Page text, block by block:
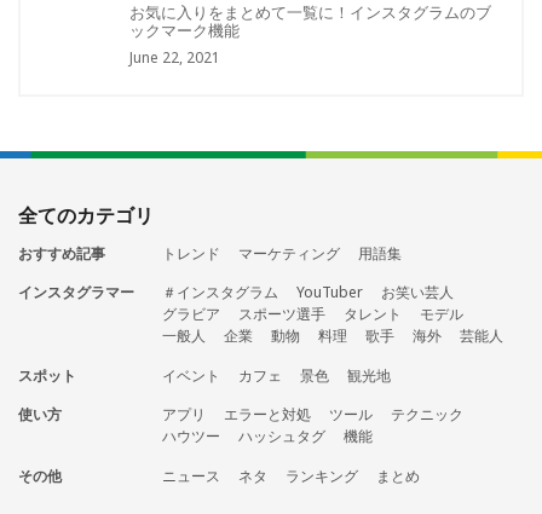
お気に入りをまとめて一覧に！インスタグラムのブ
ックマーク機能
June 22, 2021
全てのカテゴリ
おすすめ記事 トレンド マーケティング
用語集
インスタグラマー
＃インスタグラム YouTuber
お笑い芸人
グラビア
スポーツ選手 タレント
モデル
一般人
企業 動物 料理 歌手 海外
芸能人
スポット
イベント カフェ 景色
観光地
使い方
アプリ エラーと対処 ツール
テクニック
ハウツー
ハッシュタグ
機能
その他
ニュース ネタ ランキング まとめ